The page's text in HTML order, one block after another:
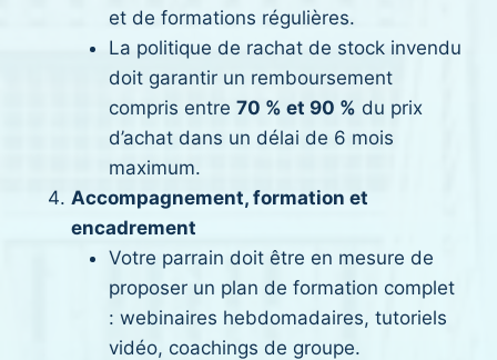
et de formations régulières.
La politique de rachat de stock invendu
doit garantir un remboursement
compris entre 70 % et 90 % du prix
d’achat dans un délai de 6 mois
maximum.
Accompagnement, formation et
encadrement
Votre parrain doit être en mesure de
proposer un plan de formation complet
: webinaires hebdomadaires, tutoriels
vidéo, coachings de groupe.